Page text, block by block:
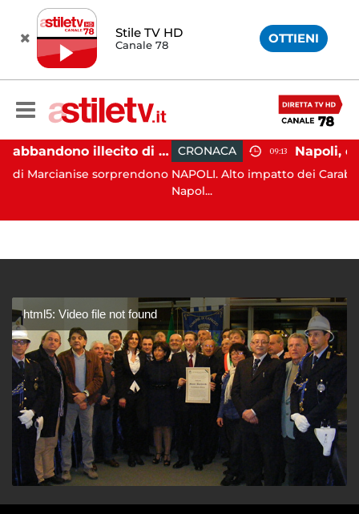
Stile TV HD
Canale 78 OTTIENI
Aversa, abbandono illecito di rifiuti: uomo sorpreso dai carabinieri
sorprendono
CRONACA 09:13
NAPOLI. Alto impatto dei Carabinieri della
html5: Video file not found